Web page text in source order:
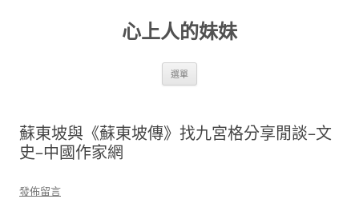
心上人的妹妹
選單
蘇東坡與《蘇東坡傳》找九宮格分享閒談–文
史–中國作家網
發佈留言